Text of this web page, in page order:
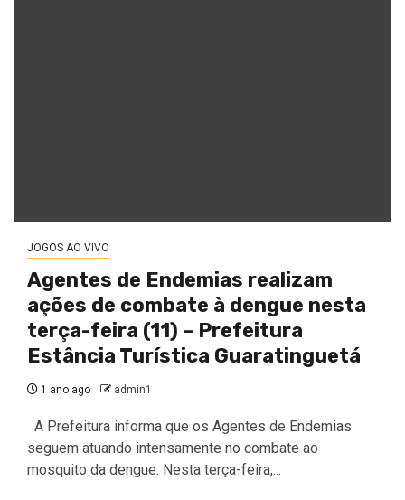
JOGOS AO VIVO
Agentes de Endemias realizam
ações de combate à dengue nesta
terça-feira (11) – Prefeitura
Estância Turística Guaratinguetá
1 ano ago admin1
A Prefeitura informa que os Agentes de Endemias
seguem atuando intensamente no combate ao
mosquito da dengue. Nesta terça-feira,...